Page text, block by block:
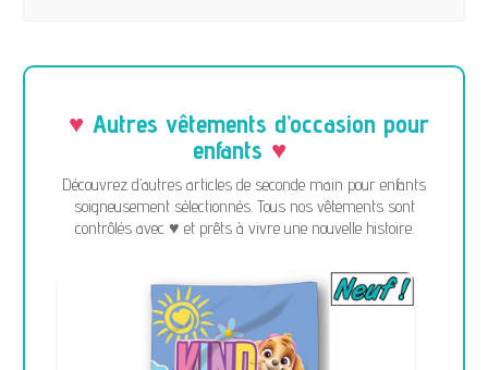
Autres vêtements d’occasion pour
enfants
Découvrez d’autres articles de seconde main pour enfants
soigneusement sélectionnés. Tous nos vêtements sont
contrôlés avec ♥ et prêts à vivre une nouvelle histoire.